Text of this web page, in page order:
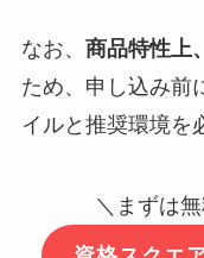
なお、 商品特性上
ため、申し込み前
イルと推奨環境を
＼まずは